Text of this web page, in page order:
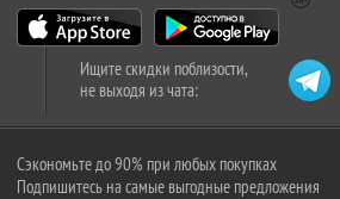
Ищите скидки поблизости,
не выходя из чата:
Сэкономьте до 90% при любых покупках
Подпишитесь на самые выгодные предложения